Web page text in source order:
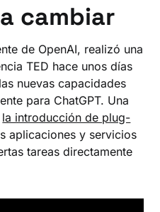
cambiar
de OpenAI, realizó una
TED hace unos días
nuevas capacidades
para ChatGPT. Una
la introducción de plug-
aplicaciones y servicios
tareas directamente